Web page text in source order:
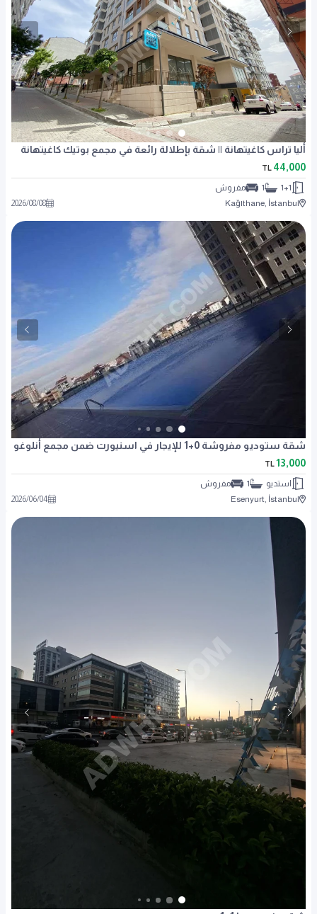
أليا تراس كاغيتهانة || شقة بإطلالة رائعة في مجمع بوتيك كاغيتهانة
44,000
TL
1+1
1
مفروش
Kağıthane, İstanbul
2026/08/08
شقة ستوديو مفروشة 0+1 للإيجار في اسنيورت ضمن مجمع أنلوغو
13,000
TL
استديو 1
مفروش
Esenyurt, İstanbul
2026/06/04